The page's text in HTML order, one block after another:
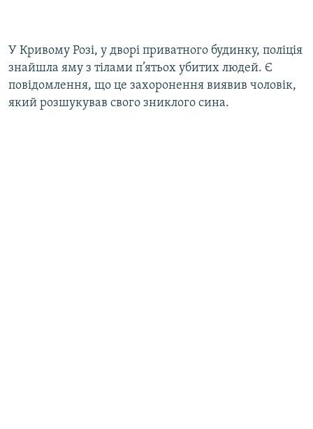
У Кривому Розі, у дворі приватного будинку, поліція
знайшла яму з тілами п’ятьох убитих людей. Є
повідомлення, що це захоронення виявив чоловік,
який розшукував свого зниклого сина.